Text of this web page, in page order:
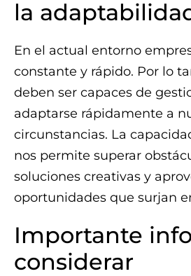
la
En el actual entorno
constante y rápido. Por lo
deben ser capaces de
adaptarse rápidamente a
circunstancias. La
nos permite superar
soluciones creativas y
oportunidades que surjan
Importante
considerar